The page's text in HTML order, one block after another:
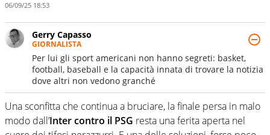
06/09/25 18:53
Gerry Capasso
GIORNALISTA
Per lui gli sport americani non hanno segreti: basket,
football, baseball e la capacità innata di trovare la notizia
dove altri non vedono granché
Una sconfitta che continua a bruciare, la finale persa in malo
modo dall’Inter contro il PSG resta una ferita aperta nel